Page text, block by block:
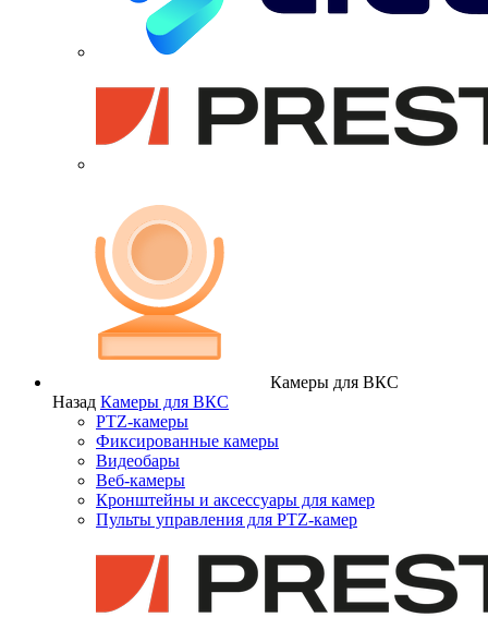
Камеры для ВКС
Назад Камеры для ВКС
PTZ-камеры
Фиксированные камеры
Видеобары
Веб-камеры
Кронштейны и аксессуары для камер
Пульты управления для PTZ-камер